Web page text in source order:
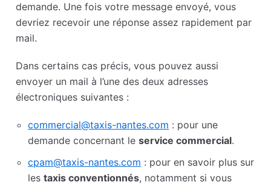
demande. Une fois votre message envoyé, vous
devriez recevoir une réponse assez rapidement par
mail.
Dans certains cas précis, vous pouvez aussi
envoyer un mail à l’une des deux adresses
électroniques suivantes :
commercial@taxis-nantes.com : pour une
demande concernant leservice commercial.
cpam@taxis-nantes.com : pour en savoir plus sur
lestaxis conventionnés, notamment si vous